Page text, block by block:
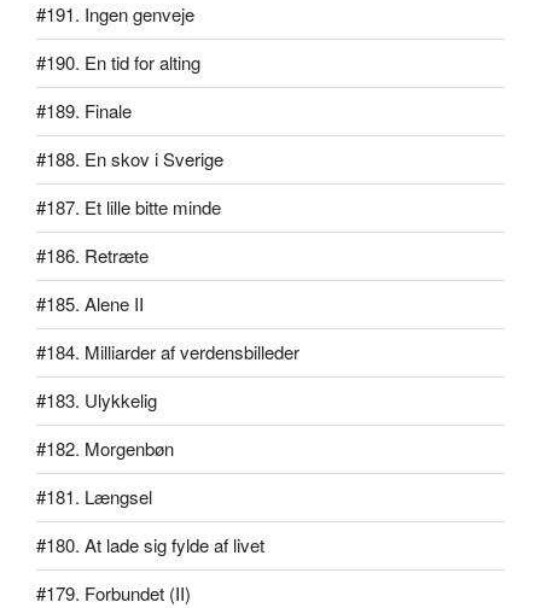
#191. Ingen genveje
#190. En tid for alting
#189. Finale
#188. En skov i Sverige
#187. Et lille bitte minde
#186. Retræte
#185. Alene II
#184. Milliarder af verdensbilleder
#183. Ulykkelig
#182. Morgenbøn
#181. Længsel
#180. At lade sig fylde af livet
#179. Forbundet (II)